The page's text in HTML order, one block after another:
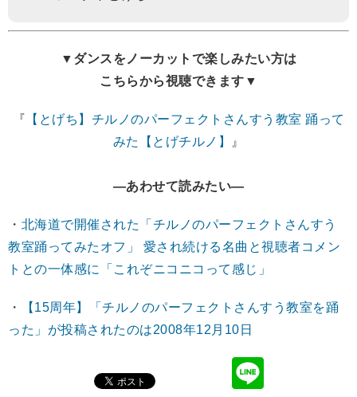
▼ダンスをノーカットで楽しみたい方は
こちらから視聴できます▼
『 【とげち】チルノのパーフェクトさんすう教室 踊って
みた【とげチルノ】
』
―あわせて読みたい―
・ 北海道で開催された「チルノのパーフェクトさんすう
教室踊ってみたオフ」 愛され続ける名曲と視聴者コメン
トとの一体感に「これぞニコニコって感じ」
・
【15周年】「チルノのパーフェクトさんすう教室を踊
った」が投稿されたのは2008年12月10日